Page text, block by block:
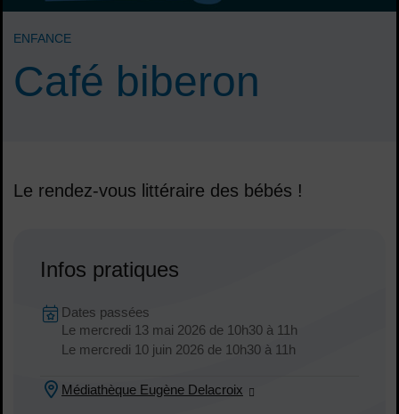
Café biberon
ENFANCE
Le rendez-vous littéraire des bébés !
Infos pratiques
Dates :
Dates en cours
Dates passées
Le mercredi 13 mai 2026 de 10h30 à 11h
Le mercredi 10 juin 2026 de 10h30 à 11h
Lieu :
Médiathèque Eugène Delacroix